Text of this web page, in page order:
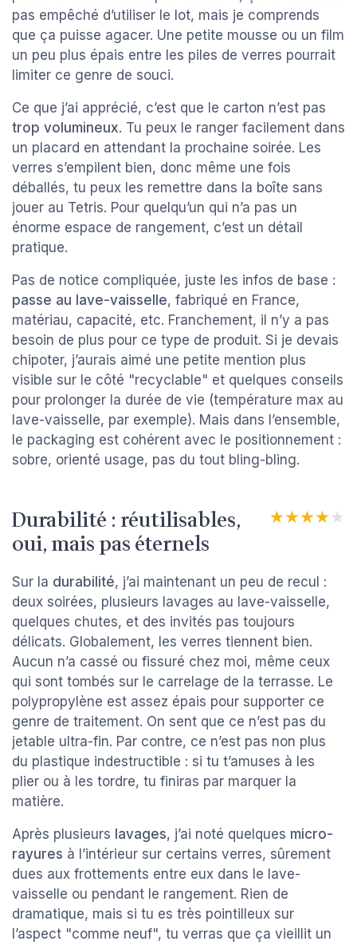
pas empêché d’utiliser le lot, mais je comprends
que ça puisse agacer. Une petite mousse ou un film
un peu plus épais entre les piles de verres pourrait
limiter ce genre de souci.
Ce que j’ai apprécié, c’est que le carton n’est pas
trop volumineux. Tu peux le ranger facilement dans
un placard en attendant la prochaine soirée. Les
verres s’empilent bien, donc même une fois
déballés, tu peux les remettre dans la boîte sans
jouer au Tetris. Pour quelqu’un qui n’a pas un
énorme espace de rangement, c’est un détail
pratique.
Pas de notice compliquée, juste les infos de base :
passe au lave-vaisselle, fabriqué en France,
matériau, capacité, etc. Franchement, il n’y a pas
besoin de plus pour ce type de produit. Si je devais
chipoter, j’aurais aimé une petite mention plus
visible sur le côté "recyclable" et quelques conseils
pour prolonger la durée de vie (température max au
lave-vaisselle, par exemple). Mais dans l’ensemble,
le packaging est cohérent avec le positionnement :
sobre, orienté usage, pas du tout bling-bling.
Durabilité : réutilisables,
oui, mais pas éternels
★★★★★
★★★★★
Sur la durabilité, j’ai maintenant un peu de recul :
deux soirées, plusieurs lavages au lave-vaisselle,
quelques chutes, et des invités pas toujours
délicats. Globalement, les verres tiennent bien.
Aucun n’a cassé ou fissuré chez moi, même ceux
qui sont tombés sur le carrelage de la terrasse. Le
polypropylène est assez épais pour supporter ce
genre de traitement. On sent que ce n’est pas du
jetable ultra-fin. Par contre, ce n’est pas non plus
du plastique indestructible : si tu t’amuses à les
plier ou à les tordre, tu finiras par marquer la
matière.
Après plusieurs lavages, j’ai noté quelques micro-
rayures à l’intérieur sur certains verres, sûrement
dues aux frottements entre eux dans le lave-
vaisselle ou pendant le rangement. Rien de
dramatique, mais si tu es très pointilleux sur
l’aspect "comme neuf", tu verras que ça vieillit un